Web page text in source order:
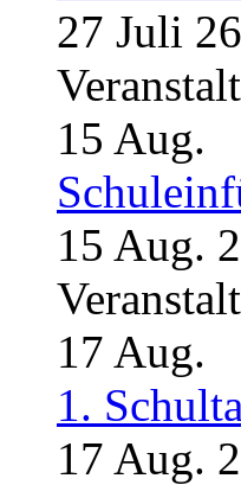
27 Juli 26
15 Aug.
15 Aug.
17 Aug.
1.
17 Aug.